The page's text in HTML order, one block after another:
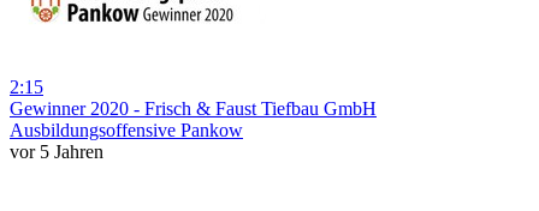
2:15
Gewinner 2020 - Frisch & Faust Tiefbau GmbH
Ausbildungsoffensive Pankow
vor 5 Jahren